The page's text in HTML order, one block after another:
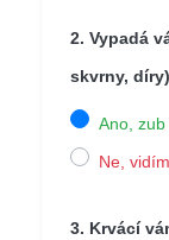
2. Vypadá
skvrny,
Ano,
Ne,
3. Krvácí